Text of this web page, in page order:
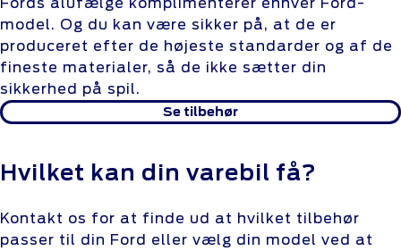
model. Og du kan være sikker på, at de er
produceret efter de højeste standarder og af de
fineste materialer, så de ikke sætter din
sikkerhed på spil.
Se tilbehør
Hvilket kan din varebil få?
Kontakt os for at finde ud at hvilket tilbehør
passer til din Ford eller vælg din model ved at